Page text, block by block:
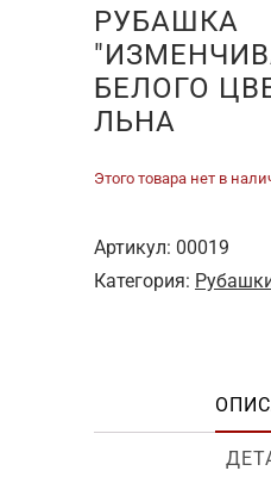
РУБАШКА
БЕЛОГО
ЛЬНА
Этого товара нет в
Артикул: 00019
Категория: